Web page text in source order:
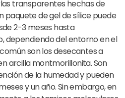
transparentes hechas de
paquete de gel de sílice puede
2-3 meses hasta
dependiendo del entorno en el
son los desecantes a
arcilla montmorillonita. Son
de la humedad y pueden
y un año. Sin embargo, en